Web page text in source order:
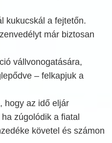
kukucskál a fejtetőn.
már biztosan
vállvonogatására,
– felkapjuk a
hogy az idő eljár
zúgolódik a fiatal
követel és számon